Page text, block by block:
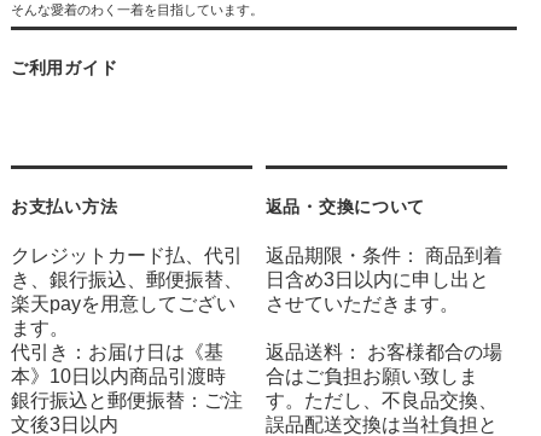
そんな愛着のわく一着を目指しています。
ご利用ガイド
お支払い方法
クレジットカード払、代引
き、銀行振込、郵便振替、
楽天payを用意してござい
ます。
代引き：お届け日は《基
本》10日以内商品引渡時
銀行振込と郵便振替：ご注
文後3日以内
返品・交換について
返品期限・条件： 商品到着
日含め3日以内に申し出と
させていただきます。
返品送料： お客様都合の場
合はご負担お願い致しま
す。ただし、不良品交換、
誤品配送交換は当社負担と